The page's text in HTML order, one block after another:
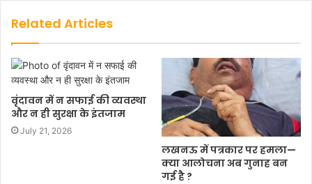
Related Articles
वृंदावन में न सफाई की व्यवस्था
और न ही सुरक्षा के इंतजाम
July 21, 2026
लखनऊ में पत्रकार पर हमला—
क्या आलोचना अब गुनाह बन
गई है ?